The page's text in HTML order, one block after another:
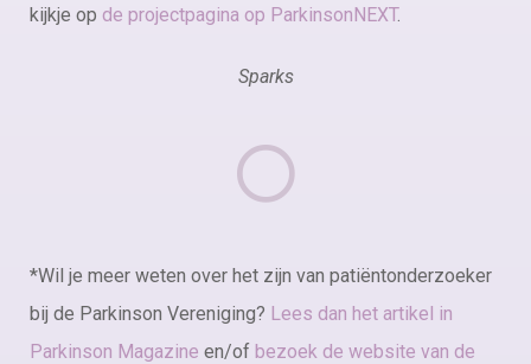
kijkje op de projectpagina op ParkinsonNEXT.
Sparks
*Wil je meer weten over het zijn van patiëntonderzoeker
bij de Parkinson Vereniging? Lees dan het artikel in
Parkinson Magazine en/of bezoek de website van de